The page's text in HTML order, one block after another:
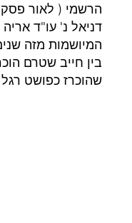
הרשמי ( לאור פסק
המיושמות מזה
בין חייב שטרם
שהוכרז כפושט רגל